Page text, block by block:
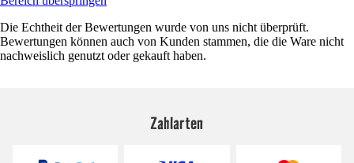
Die Echtheit der Bewertungen wurde von uns nicht überprüft.
Bewertungen können auch von Kunden stammen, die die Ware nicht
nachweislich genutzt oder gekauft haben.
Zahlarten